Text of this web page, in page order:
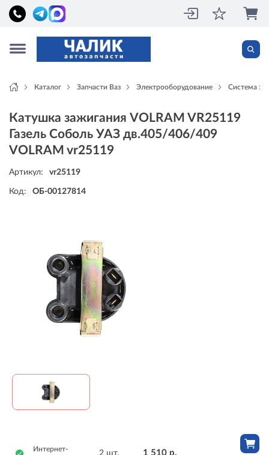
Каталог Запчасти Ваз Электрооборудование Система
Катушка зажигания VOLRAM VR25119
Газель Соболь УАЗ дв.405/406/409
VOLRAM vr25119
Артикул: vr25119
Код: ОБ-00127814
Интернет-
2 шт. 1 510 р.